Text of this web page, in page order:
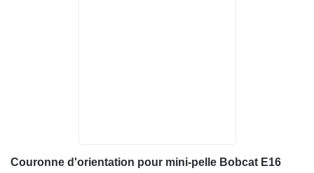
Couronne d'orientation pour mini-pelle Bobcat E16